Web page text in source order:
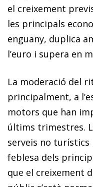
el creixement
les principals
enguany, duplica
l’euro i supera en
La moderació del
principalment, a
motors que han
últims trimestres.
serveis no
feblesa dels
que el creixement